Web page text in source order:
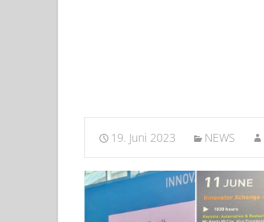
19. Juni 2023 NEWS